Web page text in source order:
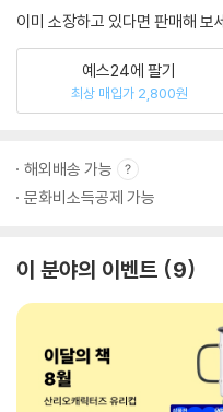
이미 소장하고 있다면 판매해 보
예스24에 팔기
최상 매입가 2,800원
해외배송 가능
문화비소득공제 가능
이 분야의 이벤트 9